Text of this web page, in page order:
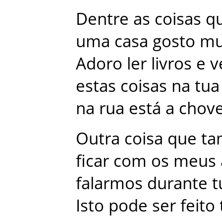
Dentre as coisas
uma casa gosto
Adoro ler livros e
estas coisas na tua
na rua está a
Outra coisa que
ficar com os meus
falarmos durante
Isto pode ser feito